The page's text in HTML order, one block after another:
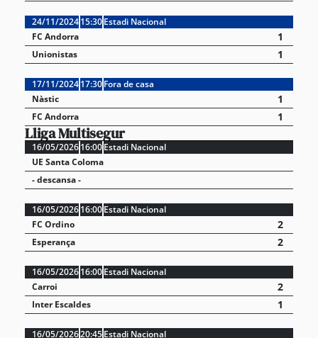
24/11/202415:30Estadi Nacional
FC Andorra
1
Unionistas 1
17/11/202417:30Fora de casa
Nàstic
1
FC Andorra 1
Lliga Multisegur
16/05/202616:00Estadi Nacional
UE Santa Coloma
- descansa -
16/05/202616:00Estadi Nacional
FC Ordino
2
Esperança 2
16/05/202616:00Estadi Nacional
Carroi
2
Inter Escaldes 1
16/05/202620:45Estadi Nacional